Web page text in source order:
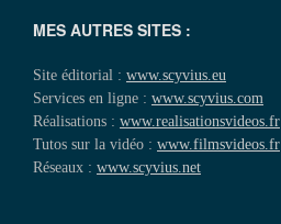
MES AUTRES SITES :
Site éditorial : www.scyvius.eu
Services en ligne : www.scyvius.com
Réalisations : www.realisationsvideos.fr
Tutos sur la vidéo : www.filmsvideos.fr
Réseaux : www.scyvius.net